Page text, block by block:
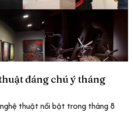
đáng chú ý tháng
thuật nổi bật trong tháng 8